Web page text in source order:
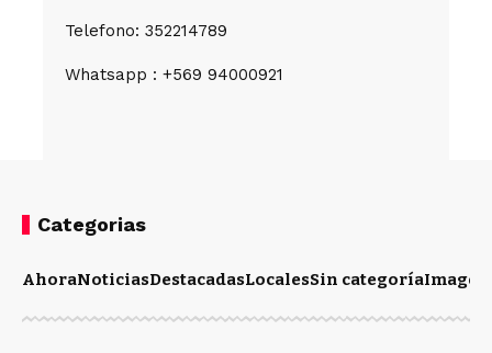
Telefono: 352214789
Whatsapp : +569 94000921
Categorias
AhoraNoticiasDestacadasLocalesSin categoríaImagen